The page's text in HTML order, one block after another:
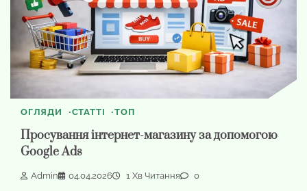
ОГЛЯДИ СТАТТІ ТОП
Просування інтернет-магазину за допомогою
Google Ads
Admin 04.04.2026 1 Хв Читання 0